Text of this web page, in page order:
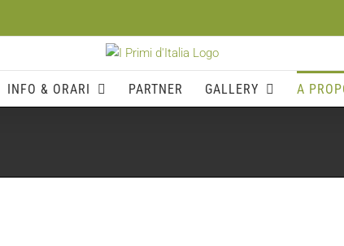
INFO & ORARI PARTNER GALLERY A